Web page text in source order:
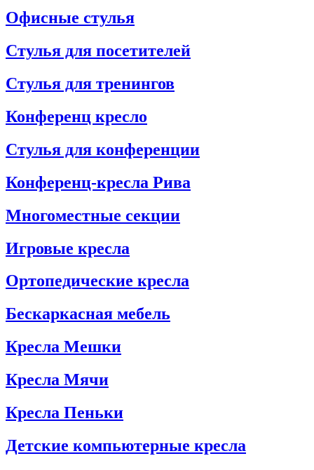
Офисные стулья
Стулья для посетителей
Стулья для тренингов
Конференц кресло
Стулья для конференции
Конференц-кресла Рива
Многоместные секции
Игровые кресла
Ортопедические кресла
Бескаркасная мебель
Кресла Мешки
Кресла Мячи
Кресла Пеньки
Детские компьютерные кресла